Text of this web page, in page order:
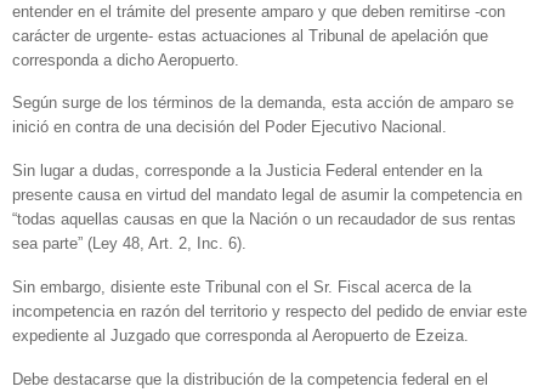
entender en el trámite del presente amparo y que deben remitirse -con
carácter de urgente- estas actuaciones al Tribunal de apelación que
corresponda a dicho Aeropuerto.
Según surge de los términos de la demanda, esta acción de amparo se
inició en contra de una decisión del Poder Ejecutivo Nacional.
Sin lugar a dudas, corresponde a la Justicia Federal entender en la
presente causa en virtud del mandato legal de asumir la competencia en
“todas aquellas causas en que la Nación o un recaudador de sus rentas
sea parte” (Ley 48, Art. 2, Inc. 6).
Sin embargo, disiente este Tribunal con el Sr. Fiscal acerca de la
incompetencia en razón del territorio y respecto del pedido de enviar este
expediente al Juzgado que corresponda al Aeropuerto de Ezeiza.
Debe destacarse que la distribución de la competencia federal en el